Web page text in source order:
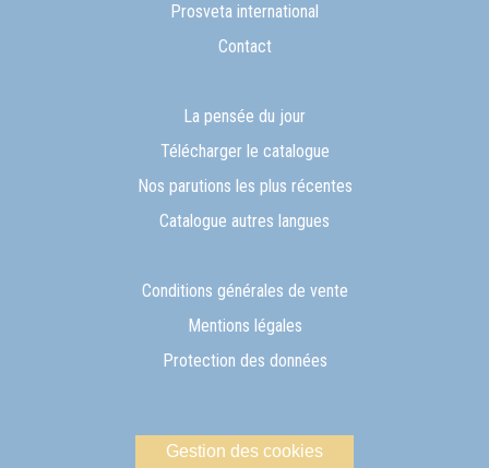
Prosveta international
Contact
La pensée du jour
Télécharger le catalogue
Nos parutions les plus récentes
Catalogue autres langues
Conditions générales de vente
Mentions légales
Protection des données
Gestion des cookies